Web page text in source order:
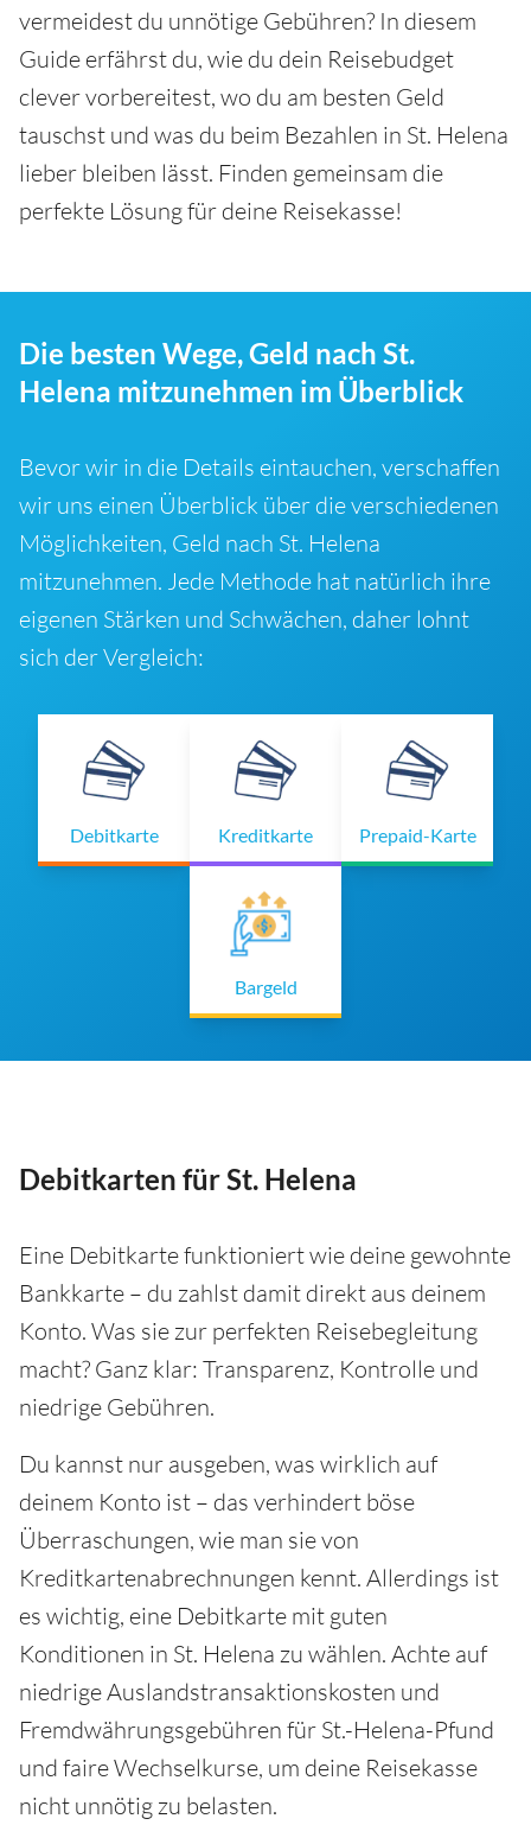
vermeidest du unnötige Gebühren? In diesem
Guide erfährst du, wie du dein Reisebudget
clever vorbereitest, wo du am besten Geld
tauschst und was du beim Bezahlen in St. Helena
lieber bleiben lässt. Finden gemeinsam die
perfekte Lösung für deine Reisekasse!
Die besten Wege, Geld nach St.
Helena mitzunehmen im Überblick
Bevor wir in die Details eintauchen, verschaffen
wir uns einen Überblick über die verschiedenen
Möglichkeiten, Geld nach St. Helena
mitzunehmen. Jede Methode hat natürlich ihre
eigenen Stärken und Schwächen, daher lohnt
sich der Vergleich:
Debitkarte Kreditkarte Prepaid-Karte
Bargeld
Debitkarten für St. Helena
Eine Debitkarte funktioniert wie deine gewohnte
Bankkarte – du zahlst damit direkt aus deinem
Konto. Was sie zur perfekten Reisebegleitung
macht? Ganz klar: Transparenz, Kontrolle und
niedrige Gebühren.
Du kannst nur ausgeben, was wirklich auf
deinem Konto ist – das verhindert böse
Überraschungen, wie man sie von
Kreditkartenabrechnungen kennt. Allerdings ist
es wichtig, eine Debitkarte mit guten
Konditionen in St. Helena zu wählen. Achte auf
niedrige Auslandstransaktionskosten und
Fremdwährungsgebühren für St.-Helena-Pfund
und faire Wechselkurse, um deine Reisekasse
nicht unnötig zu belasten.